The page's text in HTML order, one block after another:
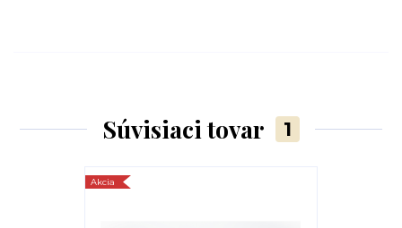
Súvisiaci tovar 1
Akcia